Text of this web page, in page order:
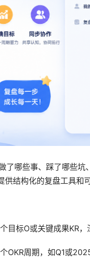
了哪些事、踩了哪些
供结构化的复盘工具和
目标O或关键成果KR
OKR周期，如Q1或